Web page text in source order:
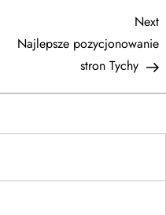
Next
Najlepsze pozycjonowanie
stron Tychy